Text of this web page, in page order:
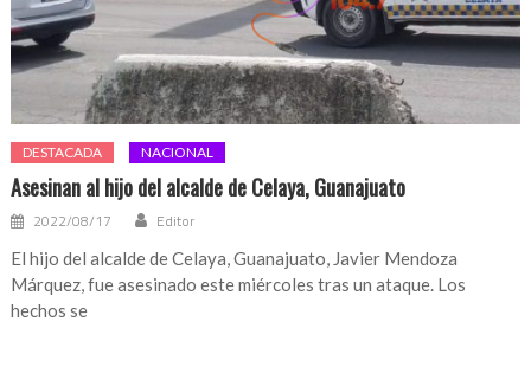
DESTACADA NACIONAL
Asesinan al hijo del alcalde de Celaya, Guanajuato
2022/08/17 Editor
El hijo del alcalde de Celaya, Guanajuato, Javier Mendoza
Márquez, fue asesinado este miércoles tras un ataque. Los
hechos se